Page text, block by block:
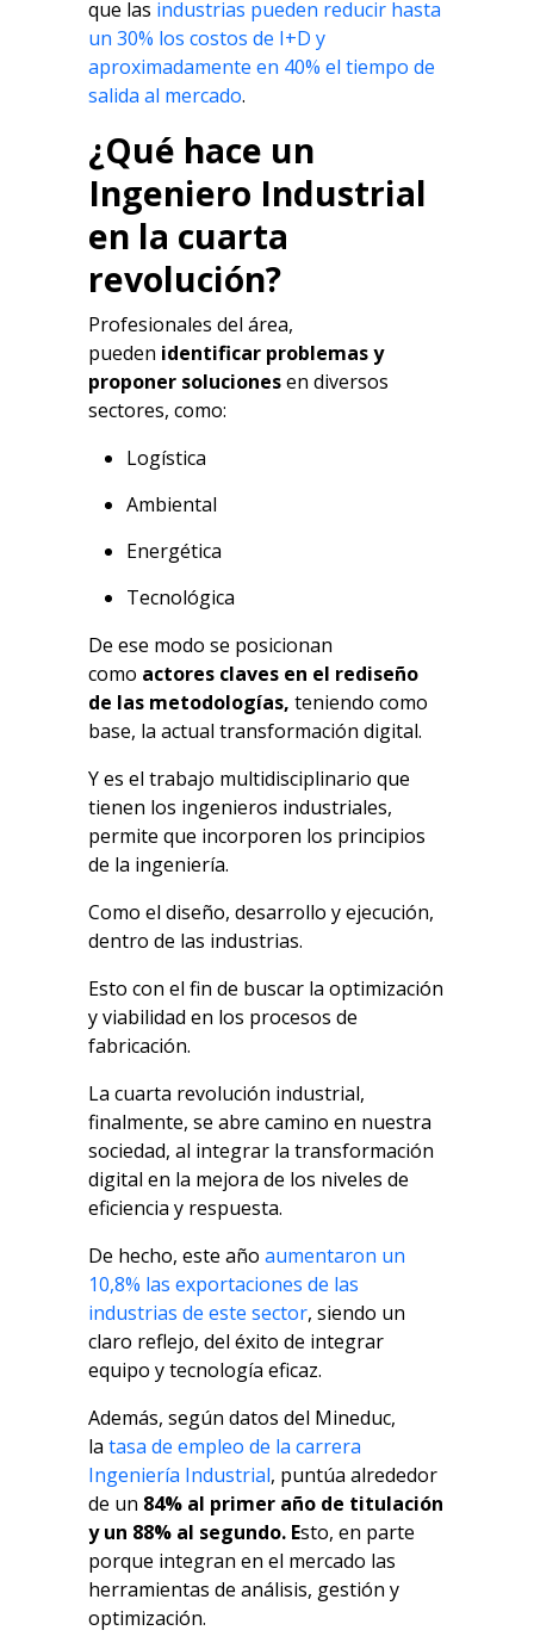
que las industrias pueden reducir hasta
un 30% los costos de I+D y
aproximadamente en 40% el tiempo de
salida al mercado.
¿Qué hace un
Ingeniero Industrial
en la cuarta
revolución?
Profesionales del área,
pueden identificar problemas y
proponer solucionesen diversos
sectores, como:
Logística
Ambiental
Energética
Tecnológica
De ese modo se posicionan
como actores claves en el rediseño
de las metodologías, teniendo como
base, la actual transformación digital.
Y es el trabajo multidisciplinario que
tienen los ingenieros industriales,
permite que incorporen los principios
de la ingeniería.
Como el diseño, desarrollo y ejecución,
dentro de las industrias.
Esto con el fin de buscar la optimización
y viabilidad en los procesos de
fabricación.
La cuarta revolución industrial,
finalmente, se abre camino en nuestra
sociedad, al integrar la transformación
digital en la mejora de los niveles de
eficiencia y respuesta.
De hecho, este año aumentaron un
10,8% las exportaciones de las
industrias de este sector, siendo un
claro reflejo, del éxito de integrar
equipo y tecnología eficaz.
Además, según datos del Mineduc,
la tasa de empleo de la carrera
Ingeniería Industrial, puntúa alrededor
de un 84% al primer año de titulación
y un 88% al segundo. Esto, en parte
porque integran en el mercado las
herramientas de análisis, gestión y
optimización.